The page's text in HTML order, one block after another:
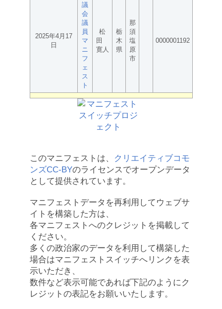
2025年4月17
日
議
会
議
員
マ
ニ
フ
ェ
ス
ト
松
田
寛人
栃
木
県
那
須
塩
原
市
0000001192
このマニフェストは、
クリエイティブコモ
ンズCC-BYのライセンスでオープンデータ
として提供されています。
マニフェストデータを再利用してウェブサ
イトを構築した方は、
各マニフェストへのクレジットを掲載して
ください。
多くの政治家のデータを利用して構築した
場合はマニフェストスイッチへリンクを表
示いただき、
数件など表示可能であれば下記のようにク
レジットの表記をお願いいたします。